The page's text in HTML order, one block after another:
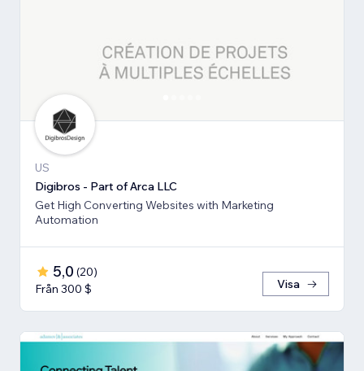
US
Digibros - Part of Arca LLC
Get High Converting Websites with Marketing
Automation
5,0 (20)
Från 300 $
Visa